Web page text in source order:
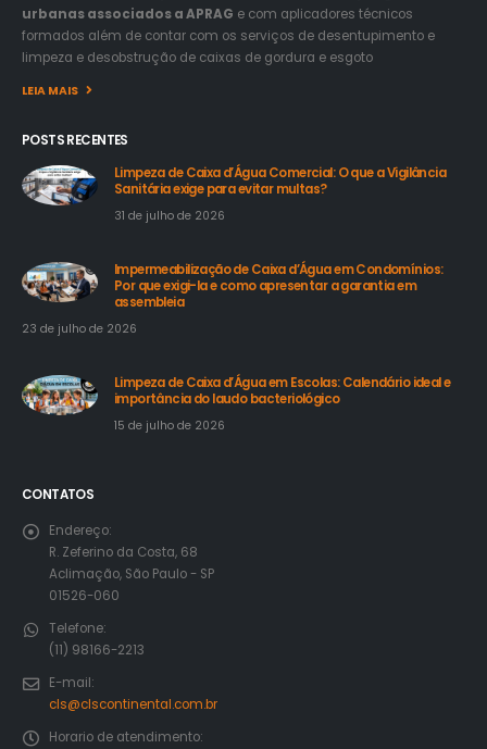
urbanas associados a APRAG e com aplicadores técnicos
formados além de contar com os serviços de desentupimento e
limpeza e desobstrução de caixas de gordura e esgoto
LEIA MAIS
POSTS RECENTES
Limpeza de Caixa d’Água Comercial: O que a Vigilância
Sanitária exige para evitar multas?
31 de julho de 2026
Impermeabilização de Caixa d’Água em Condomínios:
Por que exigi-la e como apresentar a garantia em
assembleia
23 de julho de 2026
Limpeza de Caixa d’Água em Escolas: Calendário ideal e
importância do laudo bacteriológico
15 de julho de 2026
CONTATOS
Endereço:
R. Zeferino da Costa, 68
Aclimação, São Paulo - SP
01526-060
Telefone:
(11) 98166-2213
E-mail:
cls@clscontinental.com.br
Horario de atendimento: